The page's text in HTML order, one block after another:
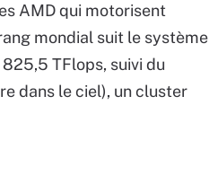
AMD qui motorisent
mondial suit le système
TFlops, suivi du
dans le ciel), un cluster